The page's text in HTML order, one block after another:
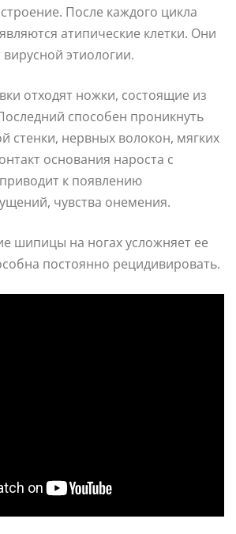
После каждого цикла
атипические клетки. Они
этиологии.
отходят ножки, состоящие из
способен проникнуть
стенки, нервных волокон, мягких
основания нароста с
к появлению
чувства онемения.
шипицы на ногах усложняет ее
постоянно рецидивировать.